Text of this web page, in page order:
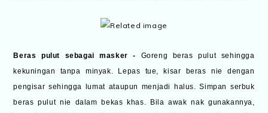
Beras pulut sebagai masker - Goreng beras pulut sehingga
kekuningan tanpa minyak. Lepas tue, kisar beras nie dengan
pengisar sehingga lumat ataupun menjadi halus. Simpan serbuk
beras pulut nie dalam bekas khas. Bila awak nak gunakannya,